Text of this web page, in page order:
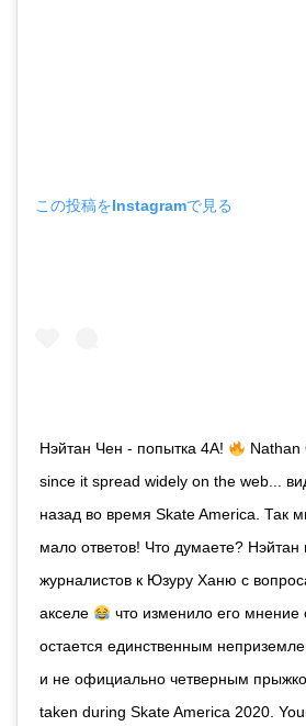
この投稿をInstagramで見る
Нэйтан Чен - попытка 4А!
Nathan
since it spread widely on the web...
назад во время Skate America. Так
мало ответов! Что думаете? Нэйтан
журналистов к Юзуру Ханю с
акселе
что изменило его мнение
остается единственным
и не официально четверным
taken during Skate America 2020.